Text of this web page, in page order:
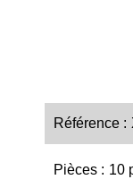
Référence
Pièces 10